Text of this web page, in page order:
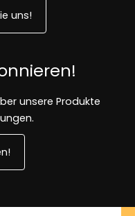
uns!
unsere Produkte